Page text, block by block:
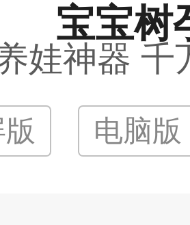
宝宝树
娃神器 千
电脑版